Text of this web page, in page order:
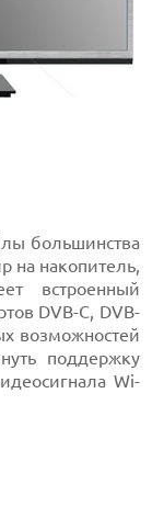
большинства
на накопитель,
встроенный
DVB-C, DVB-
возможностей
поддержку
Wi-